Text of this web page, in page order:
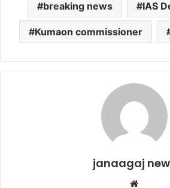
breaking news IAS
Kumaon commissioner
janaagaj
Website